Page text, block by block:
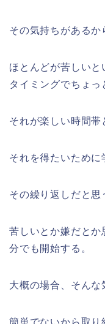
その気持ちがあるか
ほとんどが苦しいと
タイミングでちょっ
それが楽しい時間帯
それを得たいために
その繰り返しだと思
苦しいとか嫌だと
分でも開始する。
大概の場合、そんな